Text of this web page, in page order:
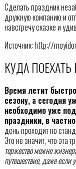
Сделать праздник
дружную компанию и
навстречу сказке и
Источник: http://
КУДА
Время летит
сезону, а сегодня
необходимо уже
праздники, в
день проходит по
Это не значит, что эта
торжество можно
путешествие, даже если